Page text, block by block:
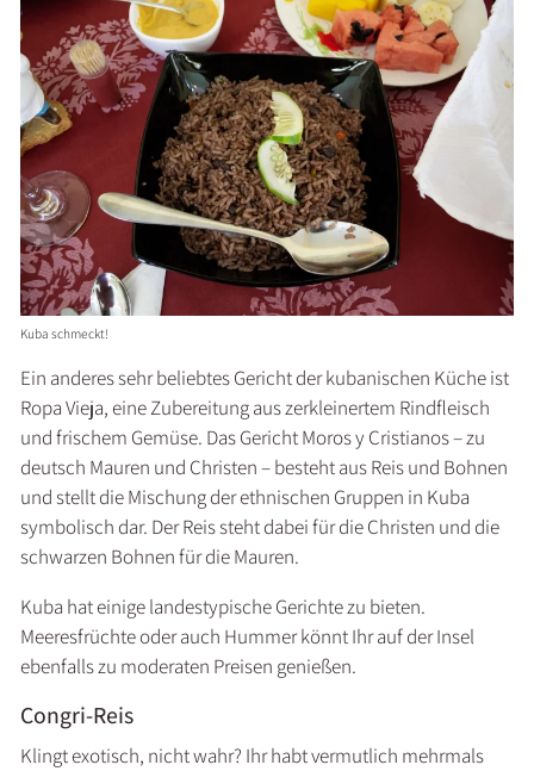
Kuba schmeckt!
Ein anderes sehr beliebtes Gericht der kubanischen Küche ist
Ropa Vieja, eine Zubereitung aus zerkleinertem Rindfleisch
und frischem Gemüse. Das Gericht Moros y Cristianos – zu
deutsch Mauren und Christen – besteht aus Reis und Bohnen
und stellt die Mischung der ethnischen Gruppen in Kuba
symbolisch dar. Der Reis steht dabei für die Christen und die
schwarzen Bohnen für die Mauren.
Kuba hat einige landestypische Gerichte zu bieten.
Meeresfrüchte oder auch Hummer könnt Ihr auf der Insel
ebenfalls zu moderaten Preisen genießen.
Congri-Reis
Klingt exotisch, nicht wahr? Ihr habt vermutlich mehrmals